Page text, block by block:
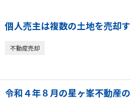
個人売主は複数の土地を売却
不動産売却
令和４年８月の星ヶ峯不動産